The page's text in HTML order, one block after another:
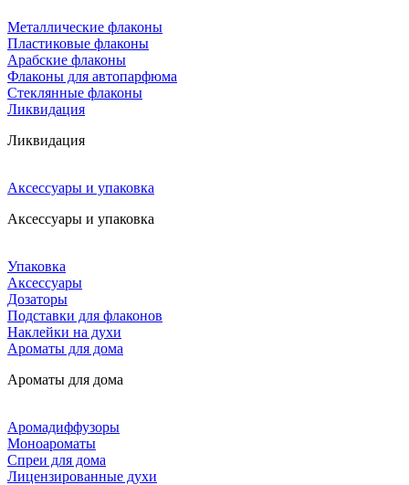
Металлические флаконы
Пластиковые флаконы
Арабские флаконы
Флаконы для автопарфюма
Стеклянные флаконы
Ликвидация
Ликвидация
Аксессуары и упаковка
Аксессуары и упаковка
Упаковка
Аксессуары
Дозаторы
Подставки для флаконов
Наклейки на духи
Ароматы для дома
Ароматы для дома
Аромадиффузоры
Моноароматы
Спреи для дома
Лицензированные духи